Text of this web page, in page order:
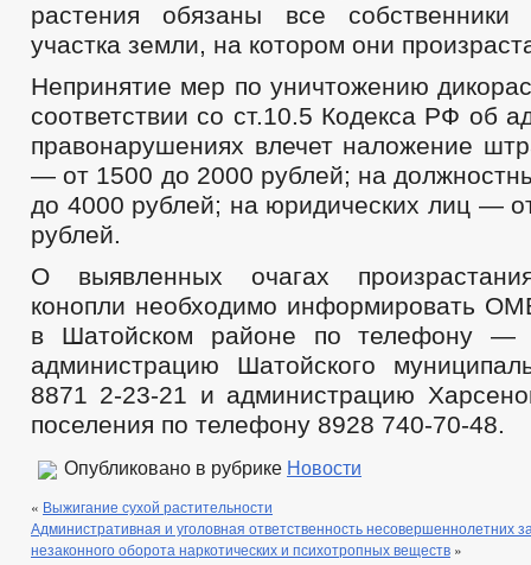
растения обязаны все собственники
участка земли, на котором они
Непринятие мер по уничтожению
соответствии со ст.10.5 Кодекса РФ об
правонарушениях влечет наложение
— от 1500 до 2000 рублей; на
до 4000 рублей; на юридических лиц —
рублей.
О выявленных очагах
конопли необходимо информировать
в Шатойском районе по телефону —
администрацию Шатойского
8871 2-23-21 и администрацию
поселения по телефону 8928 740-70-48.
Опубликовано в рубрике Новости
« Выжигание сухой растительности
Административная и уголовная ответственность несовершеннолетних
незаконного оборота наркотических и психотропных веществ »